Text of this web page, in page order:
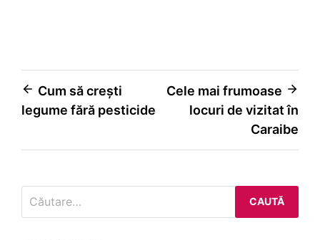
Navigare
în
Cum să crești
legume fără pesticide
Cele mai frumoase
locuri de vizitat în
Caraibe
după: